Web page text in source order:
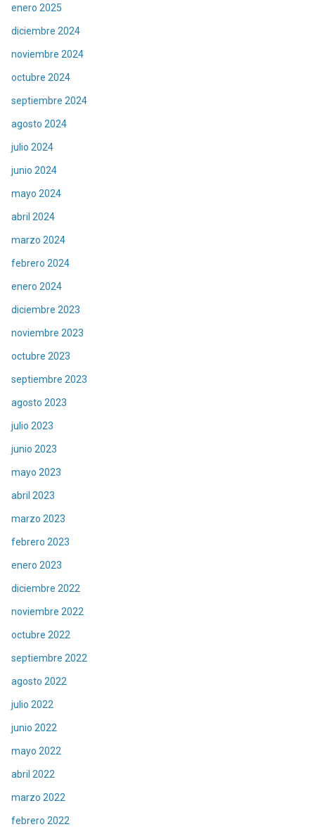
enero 2025
diciembre 2024
noviembre 2024
octubre 2024
septiembre 2024
agosto 2024
julio 2024
junio 2024
mayo 2024
abril 2024
marzo 2024
febrero 2024
enero 2024
diciembre 2023
noviembre 2023
octubre 2023
septiembre 2023
agosto 2023
julio 2023
junio 2023
mayo 2023
abril 2023
marzo 2023
febrero 2023
enero 2023
diciembre 2022
noviembre 2022
octubre 2022
septiembre 2022
agosto 2022
julio 2022
junio 2022
mayo 2022
abril 2022
marzo 2022
febrero 2022